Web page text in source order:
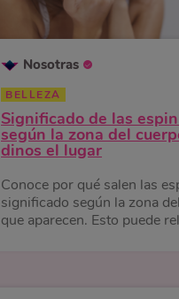
Nosotras
BELLEZA
Significado de las
según la zona del
dinos el lugar
Conoce por qué salen las
significado según la zona
que aparecen. Esto puede